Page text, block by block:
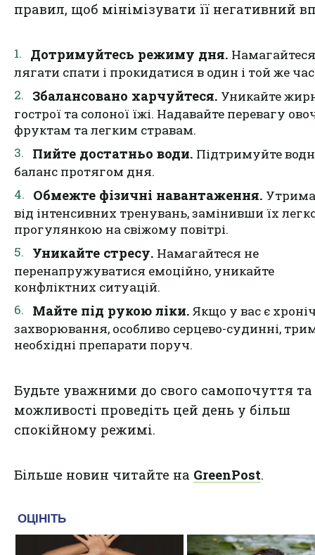
правил, щоб мінімізувати її негативний
Дотримуйтесь режиму дня. Намагайтеся
лягати спати і прокидатися в один і той же
Збалансовано харчуйтеся. Уникайте
гострої та солоної їжі. Надавайте перевагу
фруктам та легким стравам.
Пийте достатньо води. Підтримуйте
баланс протягом дня.
Обмежте фізичні навантаження.
від інтенсивних тренувань, замінивши їх
прогулянкою на свіжому повітрі.
Уникайте стресу. Намагайтеся не
перенапружуватися емоційно, уникайте
конфліктних ситуацій.
Майте під рукою ліки. Якщо у вас є
захворювання, особливо серцево-судинні,
необхідні препарати поруч.
Будьте уважними до свого самопочуття та
можливості проведіть цей день у більш
спокійному режимі.
Більше новин читайте на GreenPost.